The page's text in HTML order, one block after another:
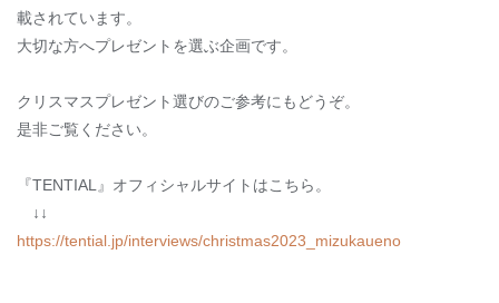
載されています。
大切な方へプレゼントを選ぶ企画です。
クリスマスプレゼント選びのご参考にもどうぞ。
是非ご覧ください。
『TENTIAL』オフィシャルサイトはこちら。
↓↓
https://tential.jp/interviews/christmas2023_mizukaueno